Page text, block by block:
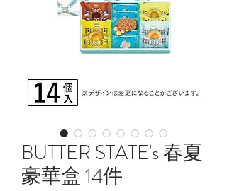
BUTTER STATE's 春夏
豪華盒 14件